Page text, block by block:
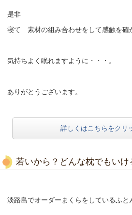
是非
寝て 素材の組み合わせをして感触を確
気持ちよく眠れますように・・・。
ありがとうございます。
詳しくはこちらをクリ
若いから？どんな枕でもいけ
淡路島でオーダーまくらをしているふと